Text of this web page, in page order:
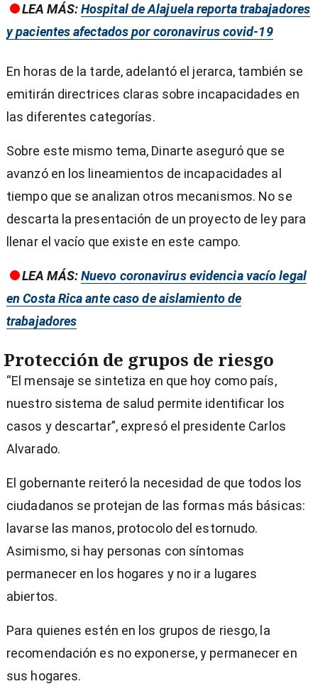
LEA MÁS:Hospital de Alajuela reporta trabajadores
y pacientes afectados por coronavirus covid-19
En horas de la tarde, adelantó el jerarca, también se
emitirán directrices claras sobre incapacidades en
las diferentes categorías.
Sobre este mismo tema, Dinarte aseguró que se
avanzó en los lineamientos de incapacidades al
tiempo que se analizan otros mecanismos. No se
descarta la presentación de un proyecto de ley para
llenar el vacío que existe en este campo.
LEA MÁS:Nuevo coronavirus evidencia vacío legal
en Costa Rica ante caso de aislamiento de
trabajadores
Protección de grupos de riesgo
“El mensaje se sintetiza en que hoy como país,
nuestro sistema de salud permite identificar los
casos y descartar”, expresó el presidente Carlos
Alvarado.
El gobernante reiteró la necesidad de que todos los
ciudadanos se protejan de las formas más básicas:
lavarse las manos, protocolo del estornudo.
Asimismo, si hay personas con síntomas
permanecer en los hogares y no ir a lugares
abiertos.
Para quienes estén en los grupos de riesgo, la
recomendación es no exponerse, y permanecer en
sus hogares.